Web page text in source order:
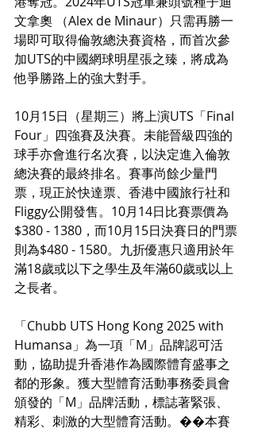
文拿奧 （Alex de Minaur）只需再勝一
場即可取得倫敦總決賽資格，而首次參
加UTS的中國網球明星張之臻，將成為
他爭勝路上的強大對手。
10月15日（星期三）將上演UTS「Final
Four」四強賽及決賽。未能晉級四強的
球手亦會進行名次賽，以決定進入倫敦
總決賽的最終排名。賽事尚餘少量門
票，現正於快達票、香港中國旅行社和
Fliggy公開發售。10月14日比賽票價為
$380 - 1380，而10月15日決賽日的門票
則為$480 - 1580。九折優惠只適用於年
滿18歲或以下之學生及年滿60歲或以上
之長者。
「Chubb UTS Hong Kong 2025 with
Humansa」為一項「M」品牌認可活
動，協助提升香港作為國際體育盛事之
都的形象。獲大型體育活動事務委員會
頒發的「M」品牌活動，標誌著緊張、
精彩、刺激的大型體育活動。��本賽